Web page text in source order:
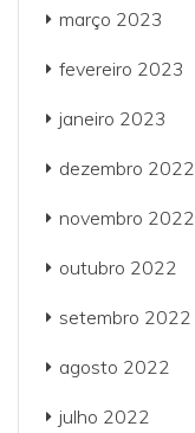
março 2023
fevereiro 2023
janeiro 2023
dezembro 2022
novembro 2022
outubro 2022
setembro 2022
agosto 2022
julho 2022